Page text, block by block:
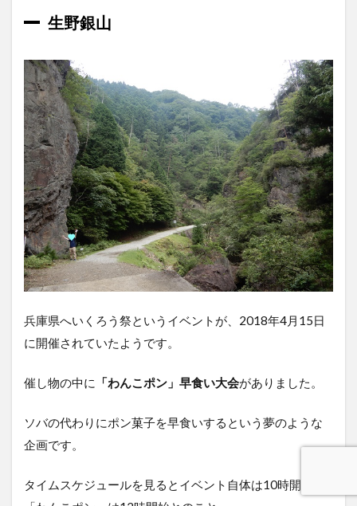
生野銀山
兵庫県へいくろう祭というイベントが、2018年4月15日
に開催されていたようです。
催し物の中に 「わんこポン」早食い大会がありました。
ソバの代わりにポン菓子を早食いするという夢のような
企画です。
タイムスケジュールを見るとイベント自体は10時開演。